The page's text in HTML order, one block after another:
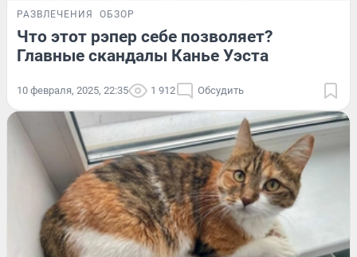
РАЗВЛЕЧЕНИЯ ОБЗОР
Что этот рэпер себе позволяет?
Главные скандалы Канье Уэста
10 февраля, 2025, 22:35 1 912 Обсудить